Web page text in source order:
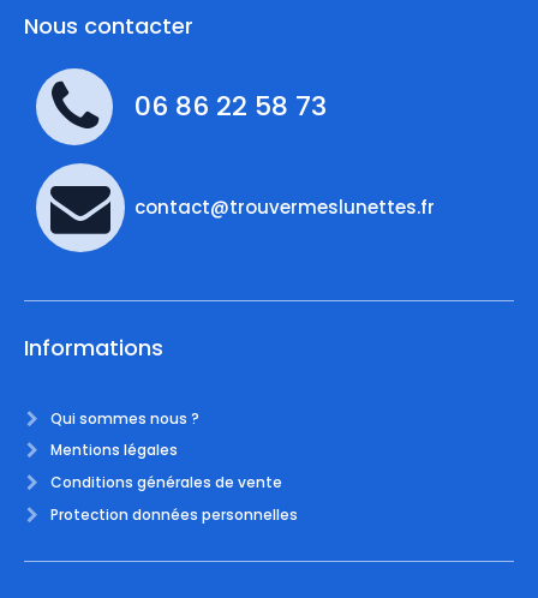
Nous contacter
06 86 22 58 73
contact@trouvermeslunettes.fr
Informations
Qui sommes nous ?
Mentions légales
Conditions générales de vente
Protection données personnelles